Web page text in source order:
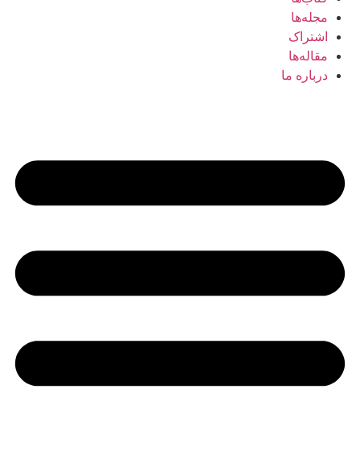
مجله‌ها
اشتراک
مقاله‌ها
درباره ما